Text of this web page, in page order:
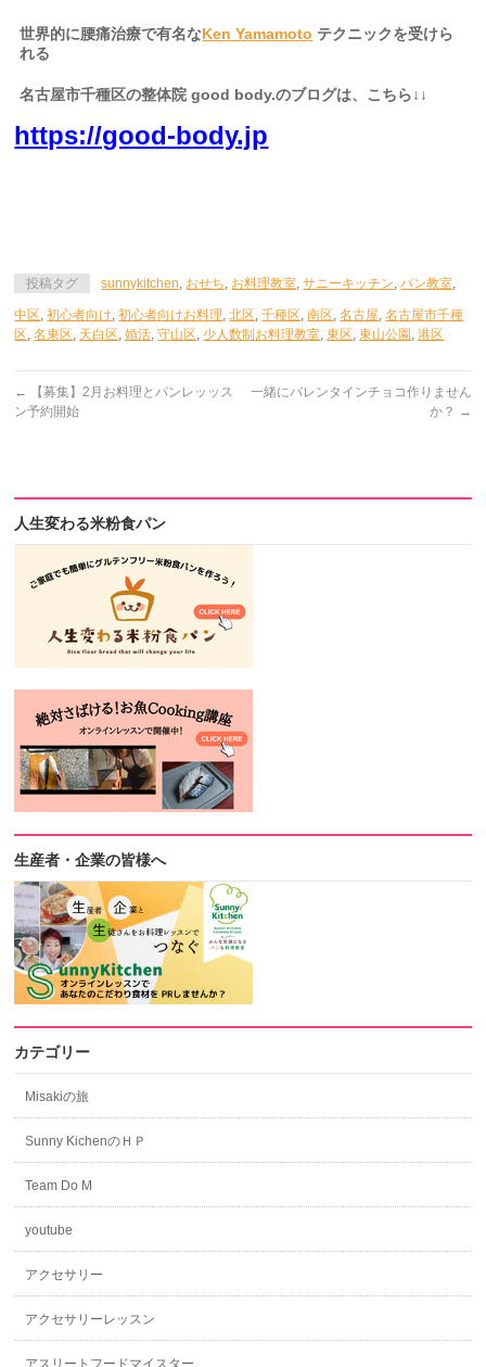
世界的に腰痛治療で有名なKen Yamamoto テクニックを受けら
れる
名古屋市千種区の整体院 good body.のブログは、こちら↓↓
https://good-body.jp
投稿タグ sunnykitchen おせち お料理教室 ,サニーキッチン パン教室
中区 ,初心者向け ,初心者向けお料理 ,北区 ,千種区 ,南区 ,名古屋 ,名古屋市千種
区 ,名東区 天白区 ,婚活 ,守山区 少人数制お料理教室 ,東区 ,東山公園 ,港区
←
【募集】2月お料理とパンレッッス
ン予約開始
一緒にバレンタインチョコ作りません
か？ →
人生変わる米粉食パン
生産者・企業の皆様へ
カテゴリー
Misakiの旅
Sunny KichenのＨＰ
Team Do M
youtube
アクセサリー
アクセサリーレッスン
アスリートフードマイスター